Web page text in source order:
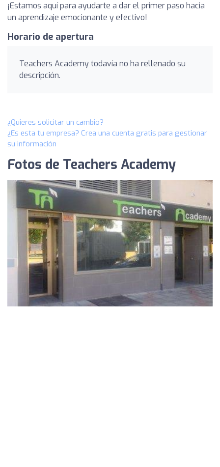
¡Estamos aquí para ayudarte a dar el primer paso hacia
un aprendizaje emocionante y efectivo!
Horario de apertura
Teachers Academy todavía no ha rellenado su
descripción.
¿Quieres solicitar un cambio?
¿Es esta tu empresa? Crea una cuenta gratis para gestionar
su información
Fotos de Teachers Academy